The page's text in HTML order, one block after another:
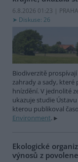
6.8.2026 01:23 |
Diskuse: 26
Biodiverzitě
zahrady a sady,
hnízdění. V jednolité
ukazuje studie
kterou publikoval
Environment.
Ekologické
výnosů z